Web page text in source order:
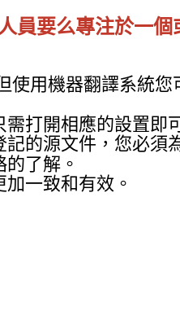
員要么專注於一個
使用機器翻譯系統您
打開相應的設置即
的源文件，您必須
了解。
一致和有效。